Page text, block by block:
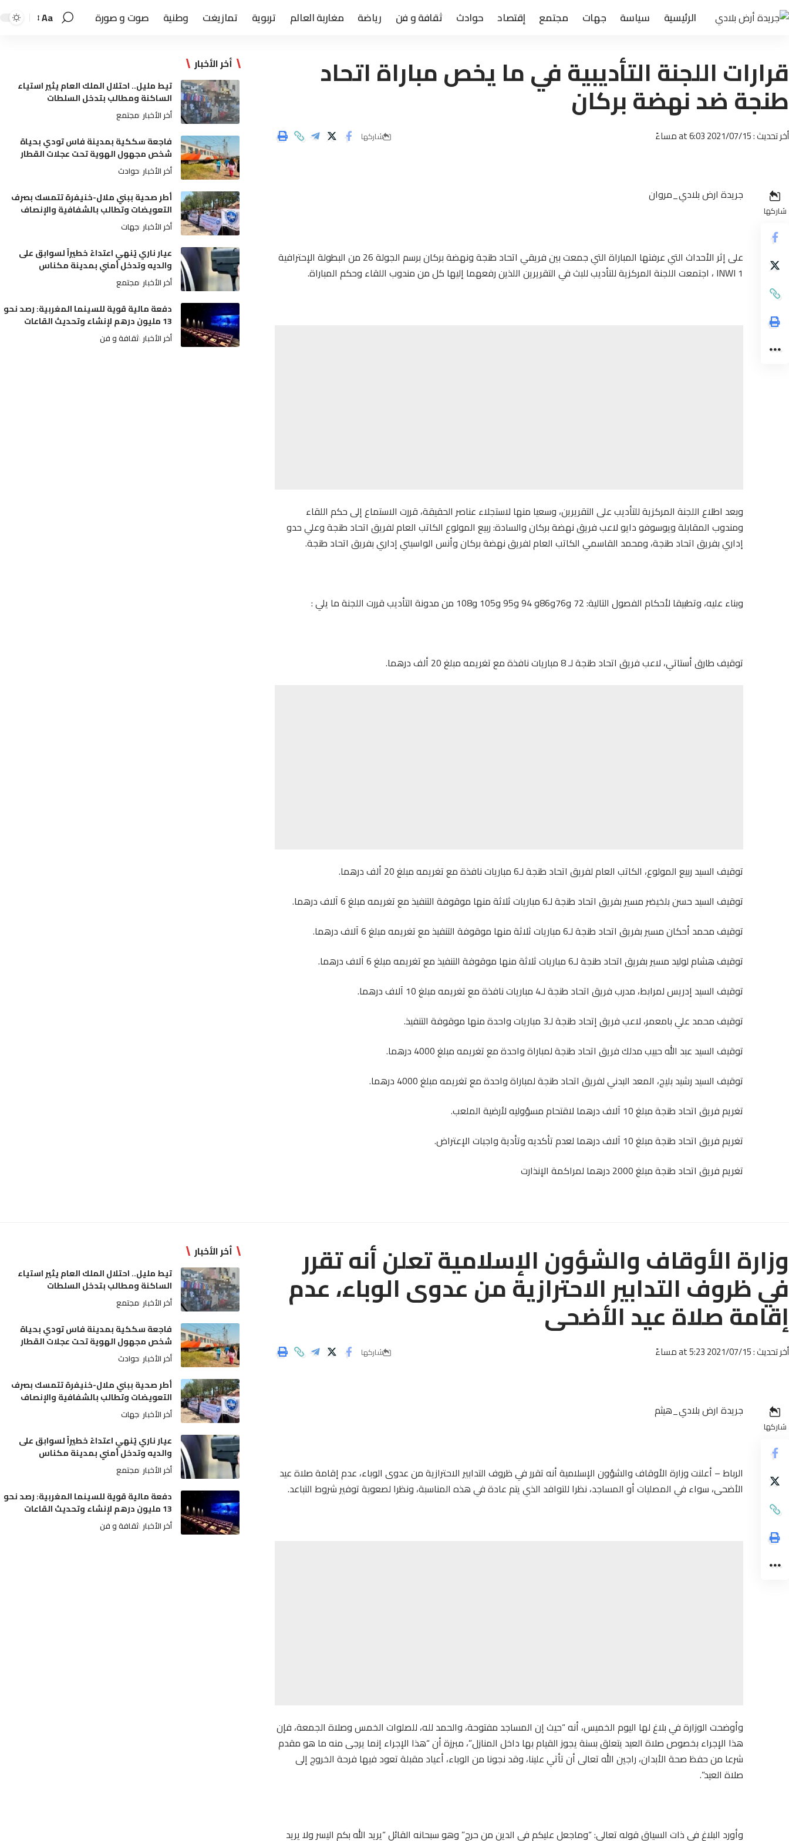
الرئيسية سياسة جهات مجتمع إقتصاد حوادث ثقافة و فن رياضة مغاربة العالم تربوية تمازيغت وطنية صوت و صورة Aa
قرارات اللجنة التأديبية في ما يخص مباراة اتحاد
طنجة ضد نهضة بركان
أخر تحديث : 2021/07/15 at 6:03 مساءً شاركها
شاركها
جريدة ارض بلادي_مروان
على إثر الأحداث التي عرفتها المباراة التي جمعت بين فريقي اتحاد طنجة ونهضة بركان برسم الجولة 26 من البطولة الإحترافية
INWI 1 ، اجتمعت اللجنة المركزية للتأديب للبث في التقريرين اللذين رفعهما إليها كل من مندوب اللقاء وحكم المباراة.
وبعد اطلاع اللجنة المركزية للتأديب على التقريرين، وسعيا منها لاستجلاء عناصر الحقيقة، قررت الاستماع إلى حكم اللقاء
ومندوب المقابلة ويوسوفو دايو لاعب فريق نهضة بركان والسادة: ربيع المولوع الكاتب العام لفريق اتحاد طنجة وعلي حدو
إداري بفريق اتحاد طنجة، ومحمد القاسمي الكاتب العام لفريق نهضة بركان وأنس الواسيني إداري بفريق اتحاد طنجة.
وبناء عليه، وتطبيقا لأحكام الفصول التالية: 72 و76و86و 94 و95 و105 و108 من مدونة التأديب قررت اللجنة ما يلي :
توقيف طارق أستاتي، لاعب فريق اتحاد طنجة لـ 8 مباريات نافذة مع تغريمه مبلغ 20 ألف درهما.
توقيف السيد ربيع المولوع، الكاتب العام لفريق اتحاد طنجة لـ6 مباريات نافذة مع تغريمه مبلغ 20 ألف درهما.
توقيف السيد حسن بلخيضر مسير بفريق اتحاد طنجة لـ6 مباريات ثلاثة منها موقوفة التنفيذ مع تغريمه مبلغ 6 آلاف درهما.
توقيف محمد أحكان مسير بفريق اتحاد طنجة لـ6 مباريات ثلاثة منها موقوفة التنفيذ مع تغريمه مبلغ 6 آلاف درهما.
توقيف هشام لوليد مسير بفريق اتحاد طنجة لـ6 مباريات ثلاثة منها موقوفة التنفيذ مع تغريمه مبلغ 6 آلاف درهما.
توقيف السيد إدريس لمرابط، مدرب فريق اتحاد طنجة لـ4 مباريات نافذة مع تغريمه مبلغ 10 آلاف درهما.
توقيف محمد علي بامعمر، لاعب فريق إتحاد طنجة لـ3 مباريات واحدة منها موقوفة التنفيذ.
توقيف السيد عبد الله حبيب مدلك فريق اتحاد طنجة لمباراة واحدة مع تغريمه مبلغ 4000 درهما.
توقيف السيد رشيد بليج، المعد البدني لفريق اتحاد طنجة لمباراة واحدة مع تغريمه مبلغ 4000 درهما.
تغريم فريق اتحاد طنجة مبلغ 10 آلاف درهما لاقتحام مسؤوليه لأرضية الملعب.
تغريم فريق اتحاد طنجة مبلغ 10 آلاف درهما لعدم تأكديه وتأدية واجبات الإعتراض.
تغريم فريق اتحاد طنجة مبلغ 2000 درهما لمراكمة الإنذارت
أخر الأخبار
تيط مليل.. احتلال الملك العام يثير استياء
الساكنة ومطالب بتدخل السلطات
أخر الأخبار مجتمع
فاجعة سككية بمدينة فاس تودي بحياة
شخص مجهول الهوية تحت عجلات القطار
أخر الأخبار حوادث
أطر صحية ببني ملال-خنيفرة تتمسك بصرف
التعويضات وتطالب بالشفافية والإنصاف
أخر الأخبار جهات
عيار ناري يُنهي اعتداءً خطيراً لسوابق على
والديه وتدخل أمني بمدينة مكناس
أخر الأخبار مجتمع
دفعة مالية قوية للسينما المغربية: رصد نحو
13 مليون درهم لإنشاء وتحديث القاعات
أخر الأخبار ثقافة و فن
وزارة الأوقاف والشؤون الإسلامية تعلن أنه تقرر
في ظروف التدابير الاحترازية من عدوى الوباء، عدم
إقامة صلاة عيد الأضحى
أخر تحديث : 2021/07/15 at 5:23 مساءً شاركها
شاركها
جريدة ارض بلادي_هيثم
الرباط – أعلنت وزارة الأوقاف والشؤون الإسلامية أنه تقرر في ظروف التدابير الاحترازية من عدوى الوباء، عدم إقامة صلاة عيد
الأضحى، سواء في المصليات أو المساجد، نظرا للتوافد الذي يتم عادة في هذه المناسبة، ونظرا لصعوبة توفير شروط التباعد.
وأوضحت الوزارة في بلاغ لها اليوم الخميس، أنه “حيث إن المساجد مفتوحة، والحمد لله، للصلوات الخمس وصلاة الجمعة، فإن
هذا الإجراء بخصوص صلاة العيد يتعلق بسنة يجوز القيام بها داخل المنازل”، مبرزة أن “هذا الإجراء إنما يرجى منه ما هو مقدم
شرعا من حفظ صحة الأبدان، راجين الله تعالى أن تأتي علينا، وقد نجونا من الوباء، أعياد مقبلة تعود فيها فرحة الخروج إلى
صلاة العيد”.
وأورد البلاغ في ذات السياق قوله تعالى: “وماجعل عليكم في الدين من حرج” وهو سبحانه القائل “يريد الله بكم اليسر ولا يريد
أخر الأخبار
تيط مليل.. احتلال الملك العام يثير استياء
الساكنة ومطالب بتدخل السلطات
أخر الأخبار مجتمع
فاجعة سككية بمدينة فاس تودي بحياة
شخص مجهول الهوية تحت عجلات القطار
أخر الأخبار حوادث
أطر صحية ببني ملال-خنيفرة تتمسك بصرف
التعويضات وتطالب بالشفافية والإنصاف
أخر الأخبار جهات
عيار ناري يُنهي اعتداءً خطيراً لسوابق على
والديه وتدخل أمني بمدينة مكناس
أخر الأخبار مجتمع
دفعة مالية قوية للسينما المغربية: رصد نحو
13 مليون درهم لإنشاء وتحديث القاعات
أخر الأخبار ثقافة و فن